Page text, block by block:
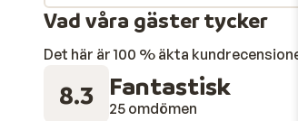
Vad våra gäster tycker
Det här är 100 % äkta
8.3 Fantastisk
25 omdömen